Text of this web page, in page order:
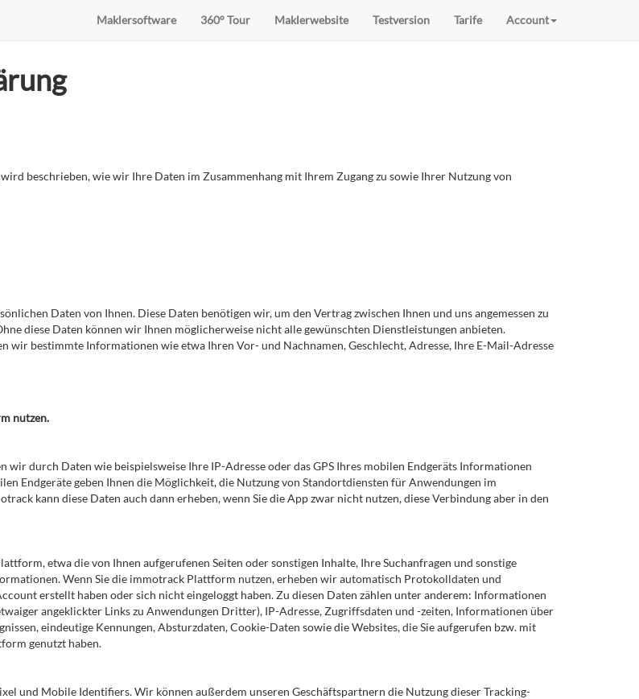
Maklersoftware 360° Tour Maklerwebsite Testversion Tarife Account
beschrieben, wie wir Ihre Daten im Zusammenhang mit Ihrem Zugang zu sowie Ihrer Nutzung von
Daten von Ihnen. Diese Daten benötigen wir, um den Vertrag zwischen Ihnen und uns angemessen zu
diese Daten können wir Ihnen möglicherweise nicht alle gewünschten Dienstleistungen anbieten.
bestimmte Informationen wie etwa Ihren Vor- und Nachnamen, Geschlecht, Adresse, Ihre E-Mail-Adresse
nutzen.
durch Daten wie beispielsweise Ihre IP-Adresse oder das GPS Ihres mobilen Endgeräts Informationen
Endgeräte geben Ihnen die Möglichkeit, die Nutzung von Standortdiensten für Anwendungen im
kann diese Daten auch dann erheben, wenn Sie die App zwar nicht nutzen, diese Verbindung aber in den
etwa die von Ihnen aufgerufenen Seiten oder sonstigen Inhalte, Ihre Suchanfragen und sonstige
Wenn Sie die immotrack Plattform nutzen, erheben wir automatisch Protokolldaten und
erstellt haben oder sich nicht eingeloggt haben. Zu diesen Daten zählen unter anderem: Informationen
angeklickter Links zu Anwendungen Dritter), IP-Adresse, Zugriffsdaten und -zeiten, Informationen über
eindeutige Kennungen, Absturzdaten, Cookie-Daten sowie die Websites, die Sie aufgerufen bzw. mit
genutzt haben.
und Mobile Identifiers. Wir können außerdem unseren Geschäftspartnern die Nutzung dieser Tracking-